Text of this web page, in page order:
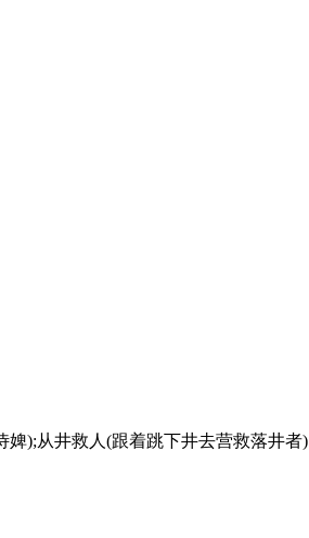
婢);从井救人(跟着跳下井去营救落井者)